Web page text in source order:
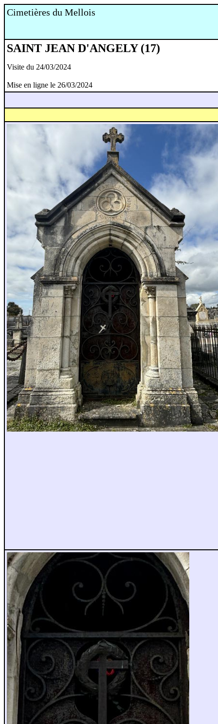
Cimetières du Mellois
SAINT JEAN D'ANGELY (17)
Visite du 24/03/2024
Mise en ligne le 26/03/2024